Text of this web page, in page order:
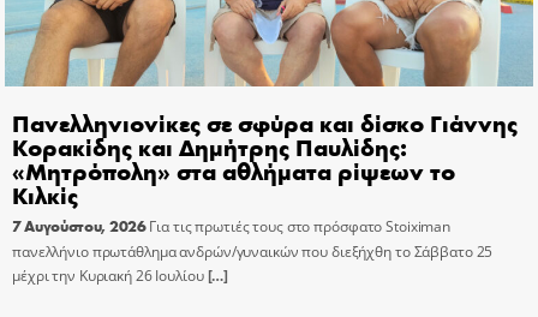
Πανελληνιονίκες σε σφύρα και δίσκο Γιάννης
Κορακίδης και Δημήτρης Παυλίδης:
«Μητρόπολη» στα αθλήματα ρίψεων το
Κιλκίς
7 Αυγούστου, 2026 Για τις πρωτιές τους στο πρόσφατο Stoiximan
πανελλήνιο πρωτάθλημα ανδρών/γυναικών που διεξήχθη το Σάββατο 25
μέχρι την Κυριακή 26 Ιουλίου[…]